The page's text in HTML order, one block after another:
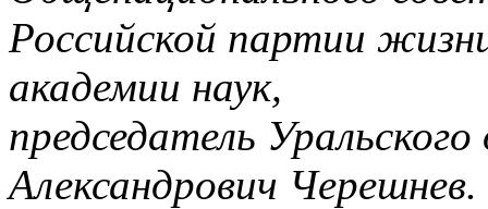
Российской партии
академии наук,
председатель
Александрович Черешнев.